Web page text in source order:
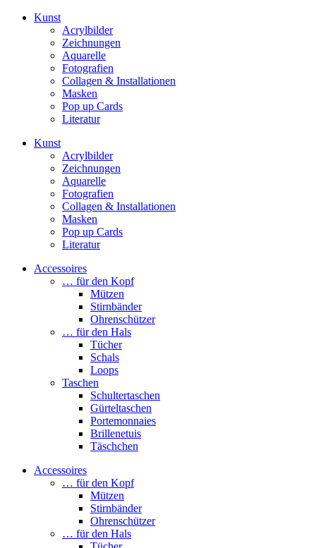
Kunst
Acrylbilder
Zeichnungen
Aquarelle
Fotografien
Collagen & Installationen
Masken
Pop up Cards
Literatur
Kunst
Acrylbilder
Zeichnungen
Aquarelle
Fotografien
Collagen & Installationen
Masken
Pop up Cards
Literatur
Accessoires
… für den Kopf
Mützen
Stirnbänder
Ohrenschützer
… für den Hals
Tücher
Schals
Loops
Taschen
Schultertaschen
Gürteltaschen
Portemonnaies
Brillenetuis
Täschchen
Accessoires
… für den Kopf
Mützen
Stirnbänder
Ohrenschützer
… für den Hals